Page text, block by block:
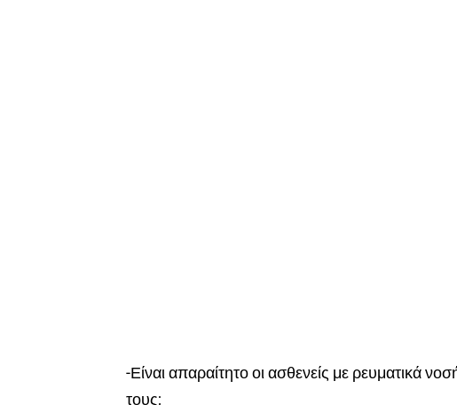
-Είναι απαραίτητο οι ασθενείς με ρευματικά
τους;